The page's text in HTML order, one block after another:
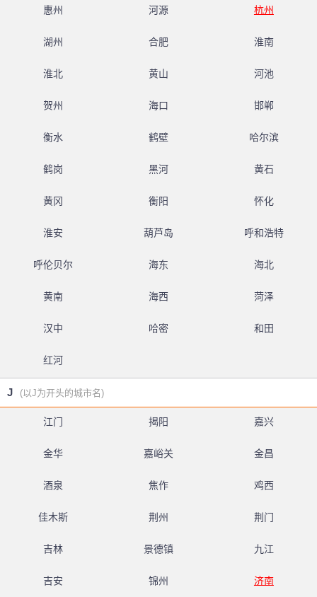
惠州 河源 杭州
湖州 合肥 淮南
淮北 黄山 河池
贺州 海口 邯郸
衡水 鹤壁 哈尔滨
鹤岗 黑河 黄石
黄冈 衡阳 怀化
淮安 葫芦岛 呼和浩特
呼伦贝尔 海东 海北
黄南 海西 菏泽
汉中 哈密 和田
红河
J (以J为开头的城市名)
江门 揭阳 嘉兴
金华 嘉峪关 金昌
酒泉 焦作 鸡西
佳木斯 荆州 荆门
吉林 景德镇 九江
吉安 锦州 济南